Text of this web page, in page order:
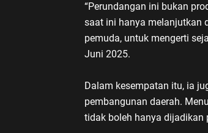
“Perundangan ini bukan
saat ini hanya melanjutkan
pemuda, untuk mengerti
Juni 2025.
Dalam kesempatan itu, ia
pembangunan daerah.
tidak boleh hanya dijadikan